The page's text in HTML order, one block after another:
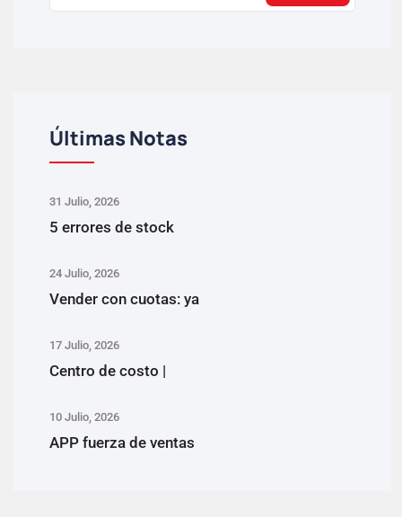
Últimas Notas
31 Julio, 2026
5 errores de stock
24 Julio, 2026
Vender con cuotas: ya
17 Julio, 2026
Centro de costo |
10 Julio, 2026
APP fuerza de ventas